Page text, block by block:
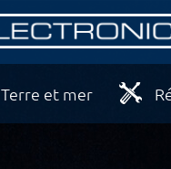
Terre et mer